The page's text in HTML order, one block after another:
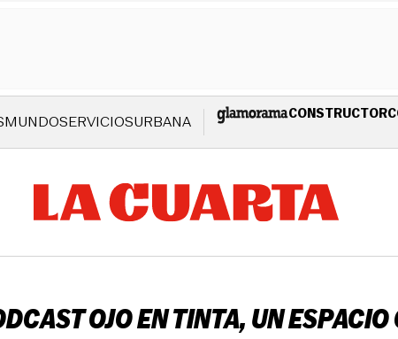
MUNDOSERVICIOSURBANA CONSTRUCTOR
OJO EN TINTA, UN